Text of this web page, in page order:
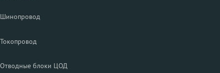
Шинопровод
Токопровод
Отводные блоки ЦОД